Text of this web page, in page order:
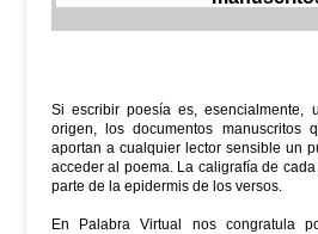
Si escribir poesía es, esencialmente,
origen, los documentos manuscritos
aportan a cualquier lector sensible un
acceder al poema. La caligrafía de
parte de la epidermis de los versos.
En Palabra Virtual nos congratula